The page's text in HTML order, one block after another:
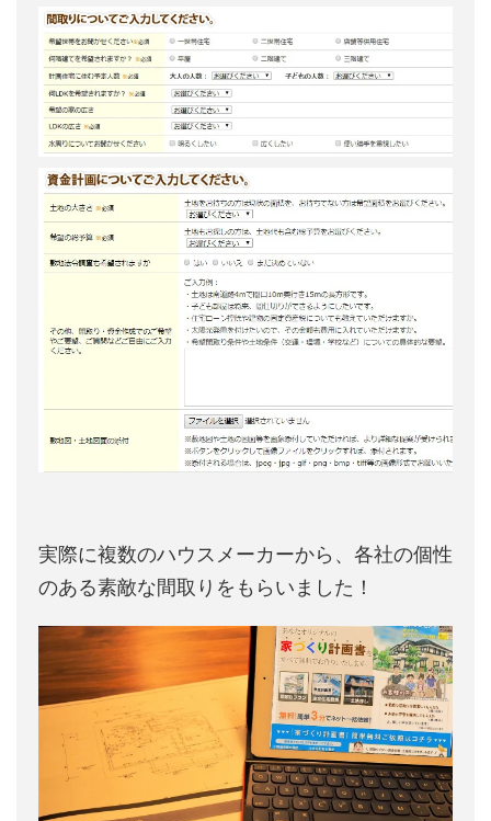
実際に複数のハウスメーカーから、各社の個性
のある素敵な間取りをもらいました！